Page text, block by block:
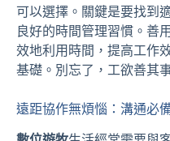
可以選擇。關鍵是要找到
良好的時間管理習慣。善
效地利用時間，提高工作
基礎。別忘了，工欲善其
遠距協作無煩惱：溝通必